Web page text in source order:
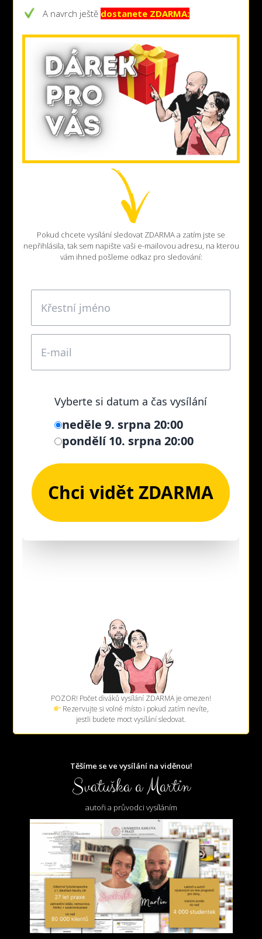
A navrch ještě dostanete ZDARMA:
Pokud chcete vysílání sledovat ZDARMA a zatím jste se
nepřihlásila, tak sem napište vaši e-mailovou adresu, na kterou
vám ihned pošleme odkaz pro sledování:
POZOR! Počet diváků vysílání ZDARMA je omezen!
Rezervujte si volné místo i pokud zatím nevíte,
jestli budete moct vysílání sledovat.
Těšíme se ve vysílání na viděnou!
Svatuška a Martin
autoři a průvodci vysíláním